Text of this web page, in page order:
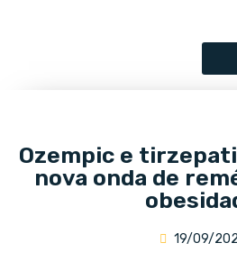
Ozempic e
nova onda de
19/09/